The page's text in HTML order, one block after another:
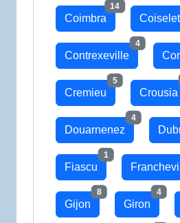
Coimbra
14
Coiselet
Contrexeville
4
Cremieu
5
Crousia
Douarnenez
4
Fiascu
1
Gijon
8
Giron
4